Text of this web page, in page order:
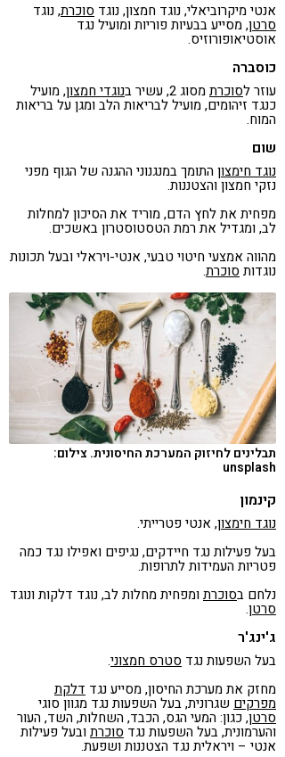
אנטי מיקרוביאלי, נוגד חמצון, נוגד סוכרת, נוגד
סרטן, מסייע בבעיות פוריות ומועיל נגד
אוסטיאופורוזיס.
כוסברה
עוזר לסוכרתמסוג 2, עשיר ב נוגדי חמצון, מועיל
כנגד זיהומים, מועיל לבריאות הלב ומגן על בריאות
המוח.
שום
נוגד חימצון התומך במנגנוני ההגנה של הגוף מפני
נזקי חמצון והצטננות.
מפחית את לחץ הדם, מוריד את הסיכון למחלות
לב, ומגדיל את רמת הטסטוסטרון באשכים.
מהווה אמצעי חיטוי טבעי, אנטי-ויראלי ובעל תכונות
נוגדות סוכרת.
תבלינים לחיזוק המערכת החיסונית. צילום:
unsplash
קינמון
נוגד חימצון, אנטי פטרייתי.
בעל פעילות נגד חיידקים, נגיפים ואפילו נגד כמה
פטריות העמידות לתרופות.
נלחם בסוכרתומפחית מחלות לב, נוגד דלקות ונוגד
סרטן.
ג'ינג'ר
בעל השפעות נגד סטרס חמצוני.
מחזק את מערכת החיסון, מסייע נגד דלקת
מפרקים שגרונית, בעל השפעות נגד מגוון סוגי
סרטן, כגון: המעי הגס, הכבד, השחלות, השד, העור
והערמונית, בעל השפעות נגד סוכרתובעל פעילות
אנטי – ויראלית נגד הצטננות ושפעת.